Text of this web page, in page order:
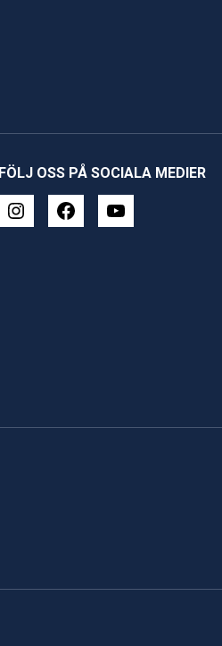
FÖLJ OSS PÅ SOCIALA MEDIER